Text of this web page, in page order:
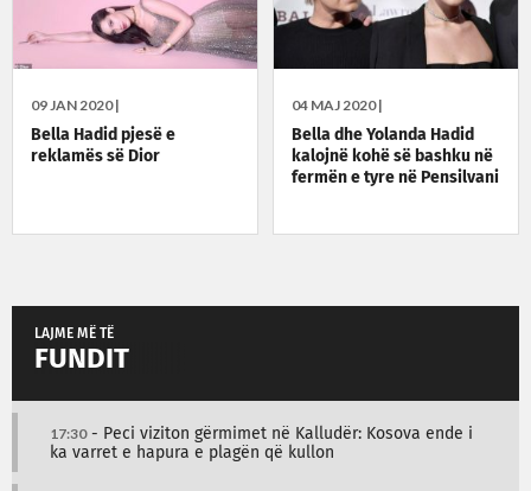
04 MAJ 2020 |
Bella dhe Yolanda Hadid
kalojnë kohë së bashku në
fermën e tyre në Pensilvani
09 JAN 2020 |
Bella Hadid pjesë e
reklamës së Dior
LAJME MË TË
FUNDIT
17:30- Peci viziton gërmimet në Kalludër: Kosova ende i
ka varret e hapura e plagën që kullon